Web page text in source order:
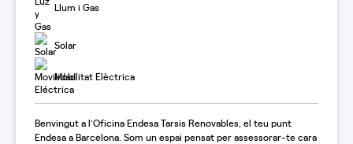
Llum i Gas
Solar
Mobilitat Elèctrica
Benvingut a l'Oficina Endesa Tarsis Renovables, el teu punt
Endesa a Barcelona. Som un espai pensat per assessorar-te cara